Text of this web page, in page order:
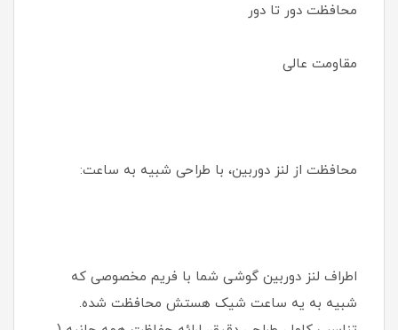
محافظت دور تا دور
مقاومت عالی
محافظت از لنز دوربین، با طراحی شبیه به ساعت:
اطراف لنز دوربین گوشی شما با فریم مخصوصی که
شبیه به یه ساعت شیک هستش محافظت شده.